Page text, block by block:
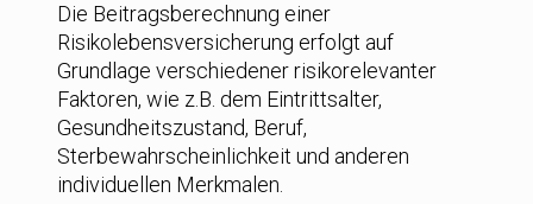
Die Beitragsberechnung einer
Risikolebensversicherung erfolgt auf
Grundlage verschiedener risikorelevanter
Faktoren, wie z.B. dem Eintrittsalter,
Gesundheitszustand, Beruf,
Sterbewahrscheinlichkeit und anderen
individuellen Merkmalen.